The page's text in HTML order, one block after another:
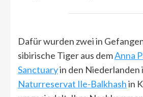
Dafür wurden zwei in
sibirische Tiger aus demAnna
Sanctuaryin den Niederlanden
Naturreservat Ile-Balkhashin